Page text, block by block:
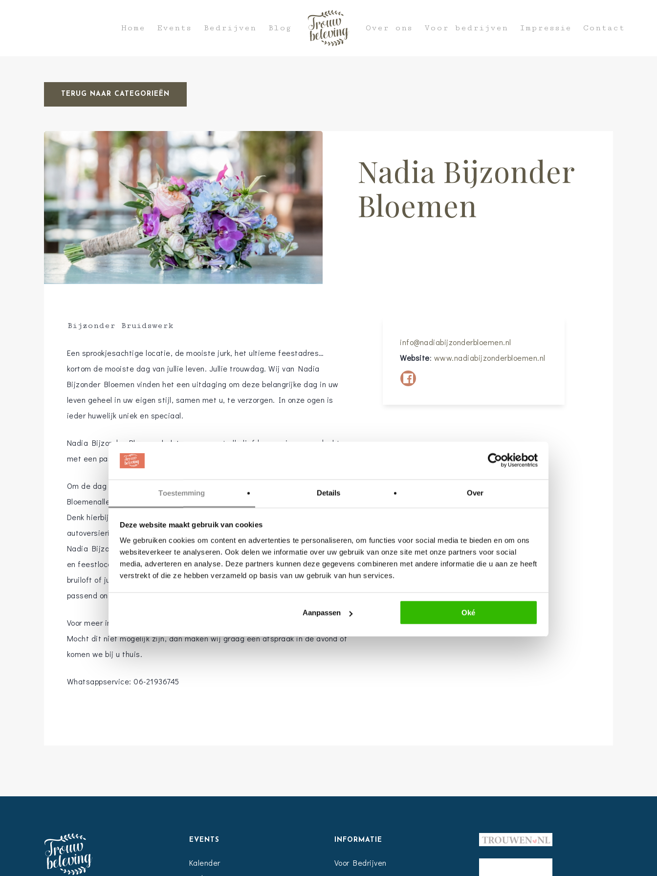
Toestemming Details Over
Deze website maakt gebruik van cookies
We gebruiken cookies om content en advertenties te personaliseren, om functies voor social media te bieden en om ons
websiteverkeer te analyseren. Ook delen we informatie over uw gebruik van onze site met onze partners voor social
media, adverteren en analyse. Deze partners kunnen deze gegevens combineren met andere informatie die u aan ze heeft
verstrekt of die ze hebben verzameld op basis van uw gebruik van hun services.
Aanpassen Oké
Hit enter to search or ESC to close
Home Events Bedrijven Blog Over ons Voor bedrijven Impressie Contact
TERUG NAAR CATEGORIEËN
Nadia Bijzonder
Bloemen
Bijzonder Bruidswerk
Een sprookjesachtige locatie, de mooiste jurk, het ultieme feestadres…
kortom de mooiste dag van jullie leven. Jullie trouwdag. Wij van Nadia
Bijzonder Bloemen vinden het een uitdaging om deze belangrijke dag in uw
leven geheel in uw eigen stijl, samen met u, te verzorgen. In onze ogen is
ieder huwelijk uniek en speciaal.
Nadia Bijzonder Bloemen helpt u graag met alle liefde, passie en aandacht
met een passend ontwerp van uw bruidsboeket bij uw bruidsjurk past.
Om de dag nog persoonlijker te maken, verzorgt Nadia Bijzonder
Bloemenalles op het gebied van bruidsbloemwerk en styling op jullie huwelijk.
Denk hierbij aan corsages, bruidsboeketten voor de bruidsmeisjes,
autoversiering, tafeldecoratie, strooibloemen en versiering voor in de haren.
Nadia Bijzonder Bloemen verzorgt ook aankleding van de kerk/trouwlocatie
en feestlocatie in dezelfde stijl. Kortom voor een compleet aangeklede
bruiloft of juist voor een kleine intieme gelegenheid, wij maken altijd een
passend ontwerp.
Voor meer informatie of ideeën bent u van harte welkom in onze winkel.
Mocht dit niet mogelijk zijn, dan maken wij graag een afspraak in de avond of
komen we bij u thuis.
Whatsappservice: 06-21936745
info@nadiabijzonderbloemen.nl
Website: www.nadiabijzonderbloemen.nl
EVENTS
Kalender
INFORMATIE
Voor Bedrijven